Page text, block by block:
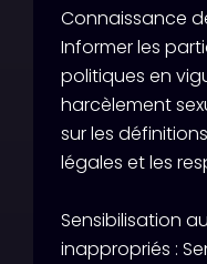
Connaissance
Informer les
politiques en
harcèlement
sur les
légales et les
Sensibilisation
inappropriés :